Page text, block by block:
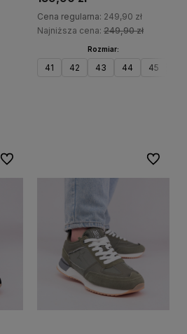
Cena regularna: 249,90 zł
Najniższa cena: 249,90 zł
Rozmiar:
41 42 43 44 45
Do ulubionych Do